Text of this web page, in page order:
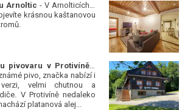
Arnoltic - V Arnolticích v
krásnou kaštanovou
Platanová alej u pivovaru v Protivíně
-
pivo, značka nabízí i
verzi, velmi chutnou a
V Protivíně nedaleko
platanová alej...